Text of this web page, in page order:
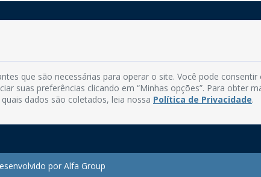
CEP: 58.280-000 - Mamanguape/PB
Fone: (83) 3292-2246
Email:
Expediente: Segunda à Sexta, das 08h às
por Alfa Group
que são necessárias para operar o site. Você pode
suas preferências clicando em “Minhas opções”. Para obter
dados são coletados, leia nossa Política de Privacidade.